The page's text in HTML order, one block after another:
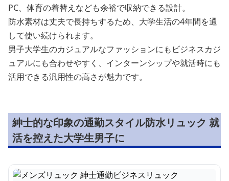
PC、体育の着替えなども余裕で収納できる設計。
防水素材は丈夫で長持ちするため、大学生活の4年間を通
して使い続けられます。
男子大学生のカジュアルなファッションにもビジネスカジ
ュアルにも合わせやすく、インターンシップや就活時にも
活用できる汎用性の高さが魅力です。
紳士的な印象の通勤スタイル防水リュック 就
活を控えた大学生男子に